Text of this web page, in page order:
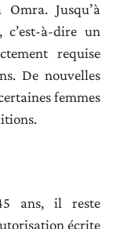
Jusqu’à
c’est-à-dire un
requise
De nouvelles
femmes
ans, il reste
écrite